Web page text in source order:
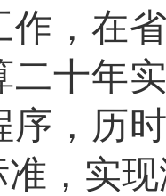
作，在
二十年
序，历
，实